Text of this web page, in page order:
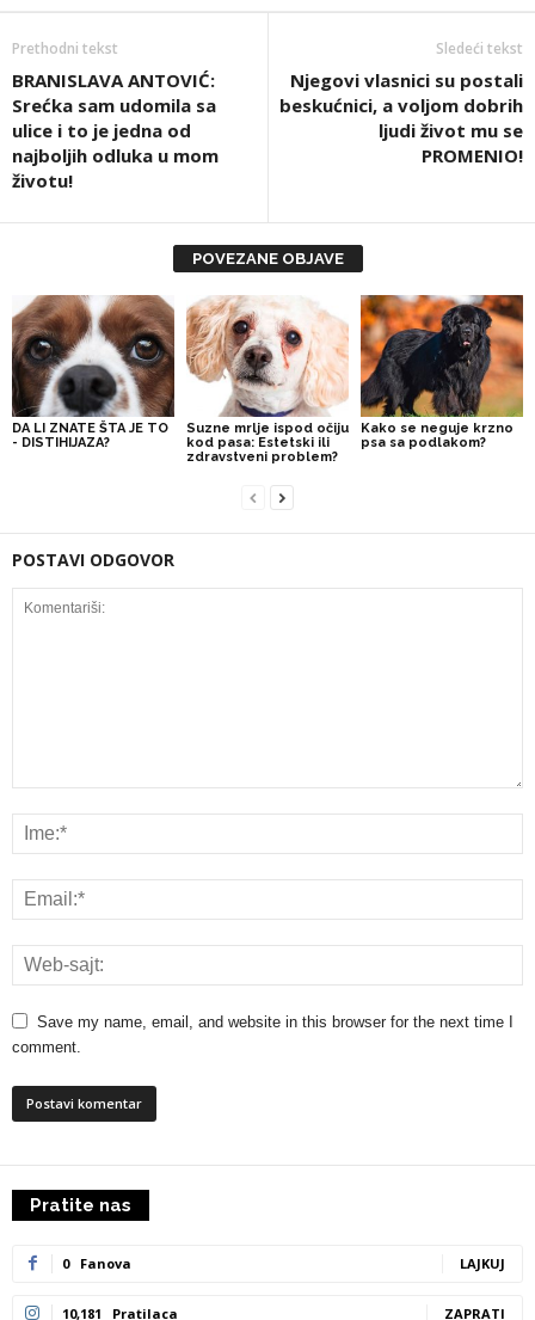
Prethodni tekst
BRANISLAVA ANTOVIĆ:
Srećka sam udomila sa
ulice i to je jedna od
najboljih odluka u mom
životu!
Sledeći tekst
Njegovi vlasnici su postali
beskućnici, a voljom dobrih
ljudi život mu se
PROMENIO!
POVEZANE OBJAVE
DA LI ZNATE ŠTA JE TO
- DISTIHIJAZA?
Suzne mrlje ispod očiju
kod pasa: Estetski ili
zdravstveni problem?
Kako se neguje krzno
psa sa podlakom?
POSTAVI ODGOVOR
Save my name, email, and website in this browser for the next time I
comment.
Pratite nas
0 Fanova LAJKUJ
10,181 Pratilaca ZAPRATI